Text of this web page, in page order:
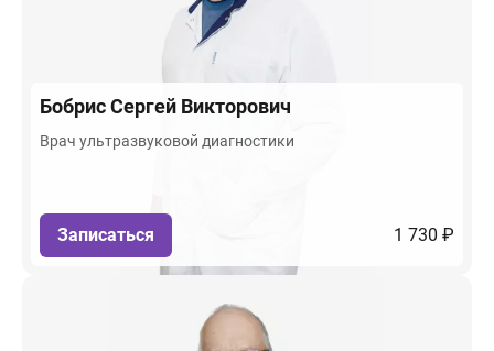
БобрисСергей Викторович
Врач ультразвуковой диагностики
Записаться 1 730 ₽